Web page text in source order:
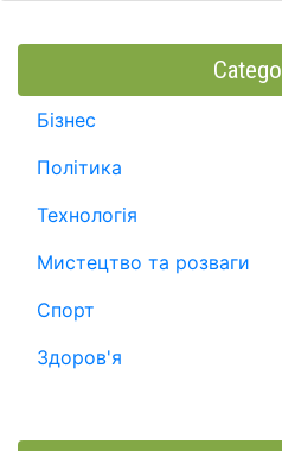
Бізнес
Політика
Технологія
Мистецтво та розваги
Спорт
Здоров'я